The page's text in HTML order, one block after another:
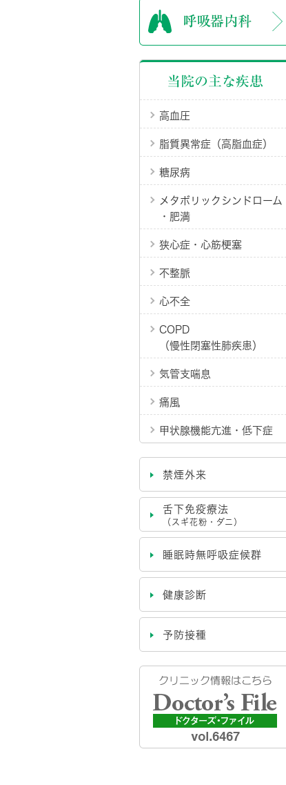
当院の主な疾患
高血圧
脂質異常症（高脂血症）
糖尿病
メタボリックシンドローム
・肥満
狭心症・心筋梗塞
不整脈
心不全
COPD
（慢性閉塞性肺疾患）
気管支喘息
痛風
甲状腺機能亢進・低下症
禁煙外来
舌下免疫療法
（スギ花粉・ダニ）
睡眠時無呼吸症候群
健康診断
予防接種